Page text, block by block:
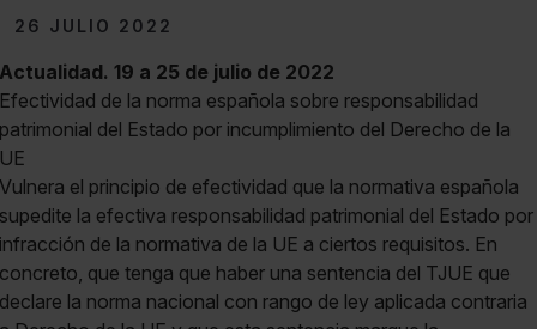
26 JULIO 2022
Actualidad. 19 a 25 de julio de 2022
Efectividad de la norma española sobre responsabilidad
patrimonial del Estado por incumplimiento del Derecho de la
UE
Vulnera el principio de efectividad que la normativa española
supedite la efectiva responsabilidad patrimonial del Estado por
infracción de la normativa de la UE a ciertos requisitos. En
concreto, que tenga que haber una sentencia del TJUE que
declare la norma nacional con rango de ley aplicada contraria